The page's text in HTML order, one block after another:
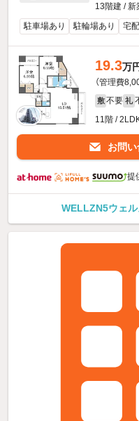
13階建 / 新
駐車場あり
駐輪場あり 宅
19.3万
（管理費
敷 不要 礼
11階 /
お問
提
WELLZN5ウェ